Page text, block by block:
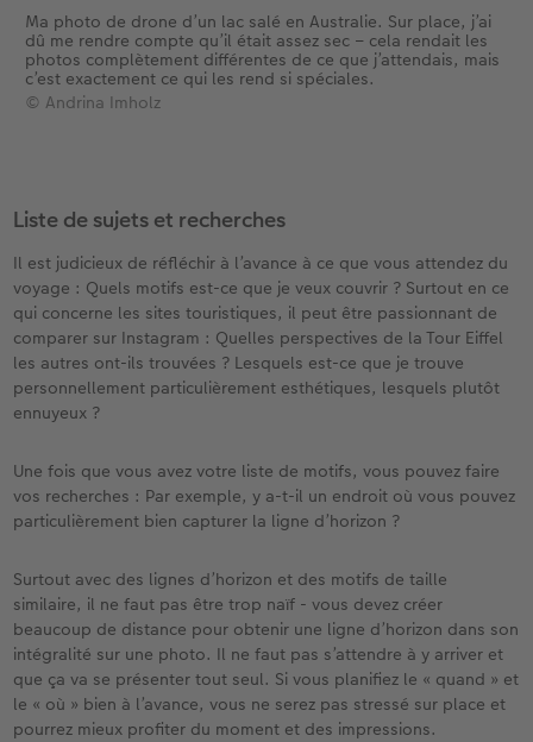
Accessoires
Ma photo de drone d’un lac salé en Australie. Sur place, j’ai
dû me rendre compte qu’il était assez sec – cela rendait les
photos complètement différentes de ce que j’attendais, mais
c’est exactement ce qui les rend si spéciales.
© Andrina Imholz
Liste de sujets et recherches
Il est judicieux de réfléchir à l’avance à ce que vous attendez du
voyage : Quels motifs est-ce que je veux couvrir ? Surtout en ce
qui concerne les sites touristiques, il peut être passionnant de
comparer sur Instagram : Quelles perspectives de la Tour Eiffel
les autres ont-ils trouvées ? Lesquels est-ce que je trouve
personnellement particulièrement esthétiques, lesquels plutôt
ennuyeux ?
Une fois que vous avez votre liste de motifs, vous pouvez faire
vos recherches : Par exemple, y a-t-il un endroit où vous pouvez
particulièrement bien capturer la ligne d’horizon ?
Surtout avec des lignes d’horizon et des motifs de taille
similaire, il ne faut pas être trop naïf - vous devez créer
beaucoup de distance pour obtenir une ligne d’horizon dans son
intégralité sur une photo. Il ne faut pas s’attendre à y arriver et
que ça va se présenter tout seul. Si vous planifiez le « quand » et
le « où » bien à l’avance, vous ne serez pas stressé sur place et
pourrez mieux profiter du moment et des impressions.